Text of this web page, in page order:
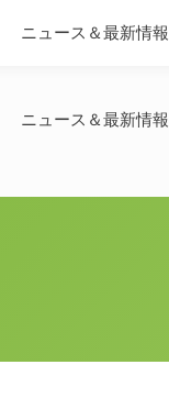
ニュース＆最新情報
ニュース＆最新情報